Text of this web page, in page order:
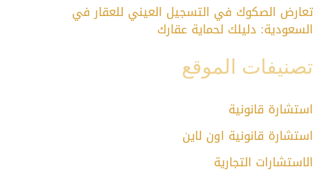
تعارض الصكوك في التسجيل العيني للعقار في
السعودية: دليلك لحماية عقارك
تصنيفات الموقع
استشارة قانونية
استشارة قانونية اون لاين
الاستشارات التجارية